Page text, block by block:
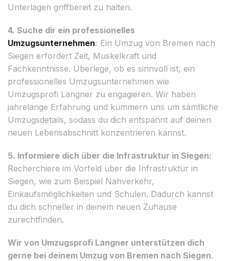
Unterlagen griffbereit zu halten.
4. Suche dir ein professionelles
Umzugsunternehmen: Ein Umzug von Bremen nach
Siegen erfordert Zeit, Muskelkraft und
Fachkenntnisse. Überlege, ob es sinnvoll ist, ein
professionelles Umzugsunternehmen wie
Umzugsprofi Langner zu engagieren. Wir haben
jahrelange Erfahrung und kümmern uns um sämtliche
Umzugsdetails, sodass du dich entspannt auf deinen
neuen Lebensabschnitt konzentrieren kannst.
5. Informiere dich über die Infrastruktur in Siegen:
Recherchiere im Vorfeld über die Infrastruktur in
Siegen, wie zum Beispiel Nahverkehr,
Einkaufsmöglichkeiten und Schulen. Dadurch kannst
du dich schneller in deinem neuen Zuhause
zurechtfinden.
Wir von Umzugsprofi Langner unterstützen dich
gerne bei deinem Umzug von Bremen nach Siegen.